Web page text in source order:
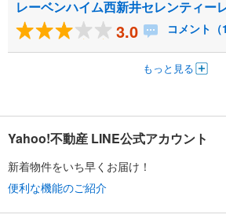
レーベンハイム西新井セレンティー
3.0 コメント（
もっと見る
Yahoo!不動産 LINE公式アカウント
新着物件をいち早くお届け！
便利な機能のご紹介